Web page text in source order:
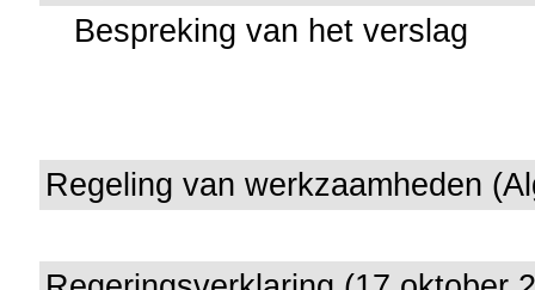
Bespreking van het verslag
Regeling van werkzaamheden